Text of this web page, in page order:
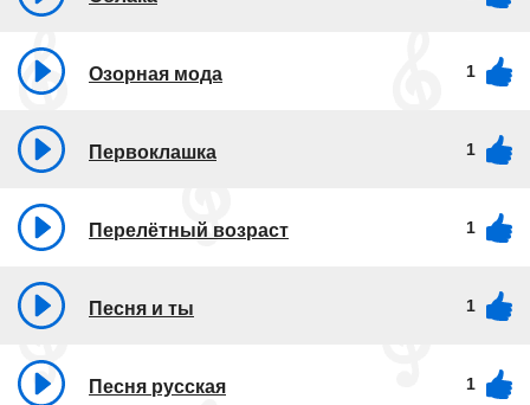
Озорная мода 1
Первоклашка 1
Перелётный возраст 1
Песня и ты 1
Песня русская 1